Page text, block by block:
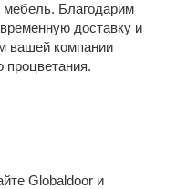
Благодарим
доставку и
вашей компании
процветания.
Globaldoor и